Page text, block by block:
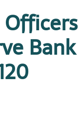
Officers
Bank